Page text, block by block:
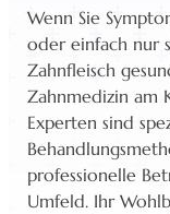
Wenn Sie
oder einfach nur
Zahnfleisch
Zahnmedizin am
Experten sind
professionelle
Umfeld. Ihr